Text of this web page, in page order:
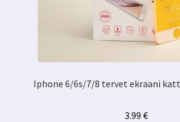
Iphone 6/6s/7/8 tervet ekraani
3.99 €